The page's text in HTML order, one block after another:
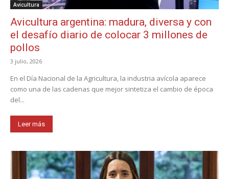
Avicultura
Avicultura argentina: madura, diversa y con
el desafío diario de colocar 3 millones de
pollos
3 julio, 2026
En el Día Nacional de la Agricultura, la industria avícola aparece
como una de las cadenas que mejor sintetiza el cambio de época
del...
Leer más